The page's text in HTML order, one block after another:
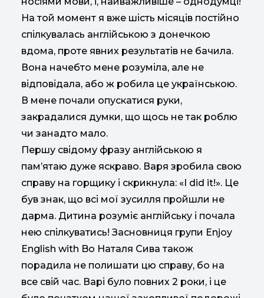
На той момент я вже шість місяців постійно
спілкувалась англійською з донечкою
вдома, проте явних результатів не бачила.
Вона начебто мене розуміла, але не
відповідала, або ж робила це українською.
В мене почали опускатися руки,
закрадалися думки, що щось не так роблю
чи занадто мало.
Першу свідому фразу англійською я
пам’ятаю дуже яскраво. Варя зробила свою
справу на горщику і скрикнула: «I did it!». Це
був знак, що всі мої зусилля пройшли не
дарма. Дитина розуміє англійську і почала
нею спілкуватись! Засновниця групи Enjoy
English with Bo Наталя Сива також
порадила не полишати цю справу, бо на
все свій час. Варі було повних 2 роки, і це